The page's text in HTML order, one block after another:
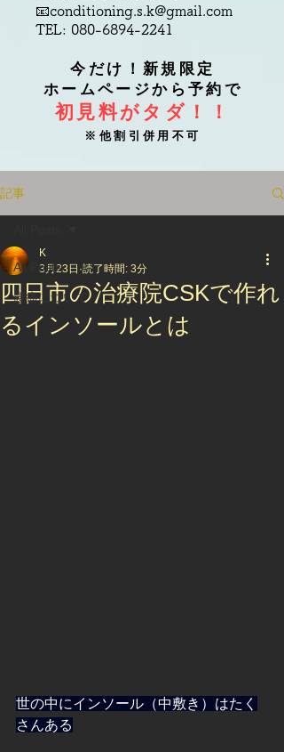
今だけ！新規限定
ホームページから予約で
初見料がタダ！！
※他割引併用不可
📧conditioning.s.k@gmail.com
TEL: 080-6894-2241
記事
All Posts
腰痛について
四日市の治療院CSKで作れ
るインソールとは
K
3月23日 読了時間: 3分
世の中にインソール（中敷き）はたく
さんある